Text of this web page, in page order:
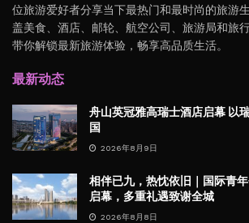
位旅游爱好者分享当下最热门和最时尚的旅游
盖美食、酒店、邮轮、航空公司、旅游局和旅
带你解锁最新旅游体验，畅享高品质生活。
最新动态
舟山英冠雅高瑞士酒店启幕 以
国
2026年8月9日
相伴已九，热忱依旧｜国际青
启幕，多重礼遇致谢全城
2026年8月8日